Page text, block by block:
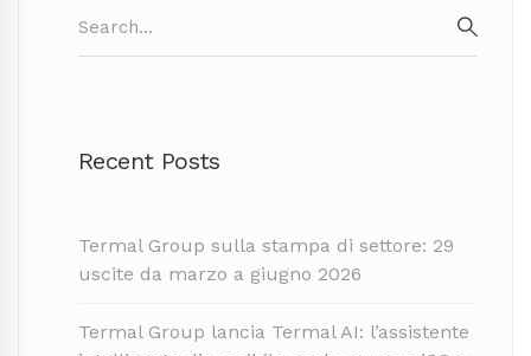
for:
Recent Posts
Termal Group sulla stampa di settore: 29
uscite da marzo a giugno 2026
Termal Group lancia Termal AI: l’assistente